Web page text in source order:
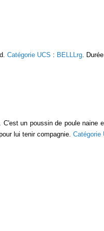
Catégorie UCS : BELLLrg.
un poussin de poule naine
lui tenir compagnie. Catégorie